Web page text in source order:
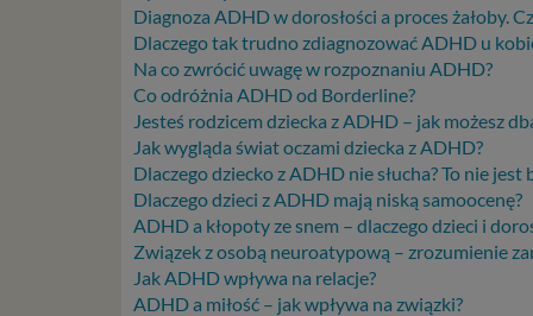
Diagnoza ADHD w dorosłości a proces żałoby.
Dlaczego tak trudno zdiagnozować ADHD u
Na co zwrócić uwagę w rozpoznaniu ADHD?
Co odróżnia ADHD od Borderline?
Jesteś rodzicem dziecka z ADHD – jak możesz
Jak wygląda świat oczami dziecka z ADHD?
Dlaczego dziecko z ADHD nie słucha? To nie jest
Dlaczego dzieci z ADHD mają niską samoocenę?
ADHD a kłopoty ze snem – dlaczego dzieci i
Związek z osobą neuroatypową – zrozumienie
Jak ADHD wpływa na relacje?
ADHD a miłość – jak wpływa na związki?
mogą
kilka